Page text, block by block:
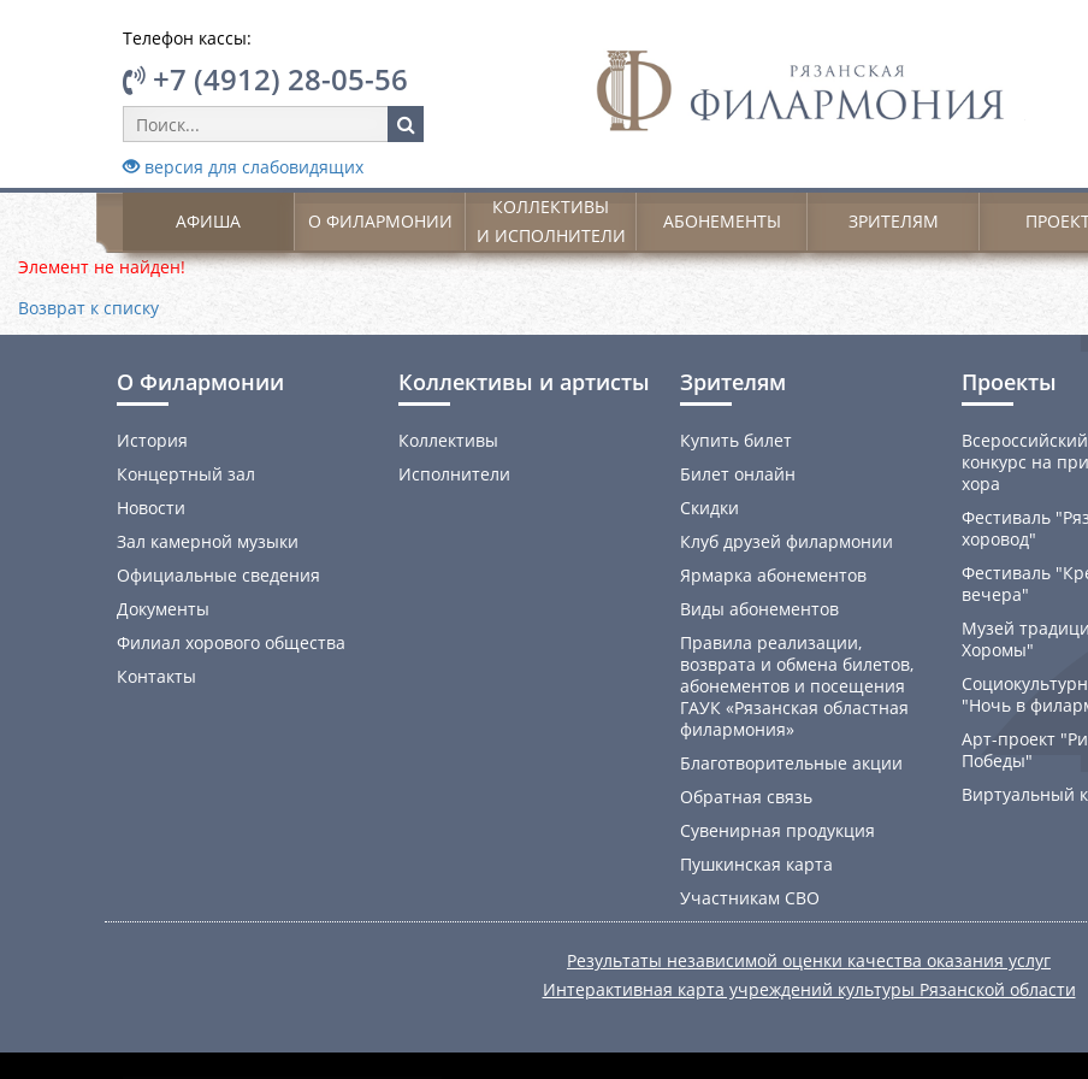
Телефон кассы:
+7 (4912) 28-05-56
версия для слабовидящих
АФИША О ФИЛАРМОНИИ
КОЛЛЕКТИВЫ
И ИСПОЛНИТЕЛИ
АБОНЕМЕНТЫ ЗРИТЕЛЯМ
Элемент не найден!
Возврат к списку
О Филармонии
История
Концертный зал
Новости
Зал камерной музыки
Официальные сведения
Документы
Филиал хорового общества
Контакты
Коллективы и артисты
Коллективы
Исполнители
Зрителям
Купить билет
Билет онлайн
Скидки
Клуб друзей филармонии
Ярмарка абонементов
Виды абонементов
Правила реализации,
возврата и обмена билетов,
абонементов и посещения
ГАУК «Рязанская областная
филармония»
Благотворительные акции
Обратная связь
Сувенирная продукция
Пушкинская карта
Участникам СВО
Проекты
конкурс на
хора
Фестиваль
хоровод"
Фестиваль
вечера"
Музей
Хоромы"
"Ночь в
Арт-проект
Победы"
Виртуальный
Результаты независимой оценки качества оказания услуг
Интерактивная карта учреждений культуры Рязанской области